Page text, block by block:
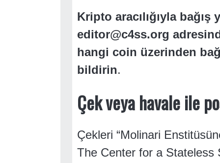
Kripto aracılığıyla
editor@c4ss.org
hangi coin üzerinden
bildirin.
Çek veya havale ile
Çekleri “Molinari
The Center for a Stateless